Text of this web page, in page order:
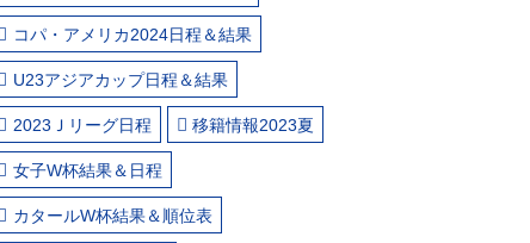
コパ・アメリカ2024日程＆結果
U23アジアカップ日程＆結果
2023Ｊリーグ日程 移籍情報2023夏
女子W杯結果＆日程
カタールW杯結果＆順位表